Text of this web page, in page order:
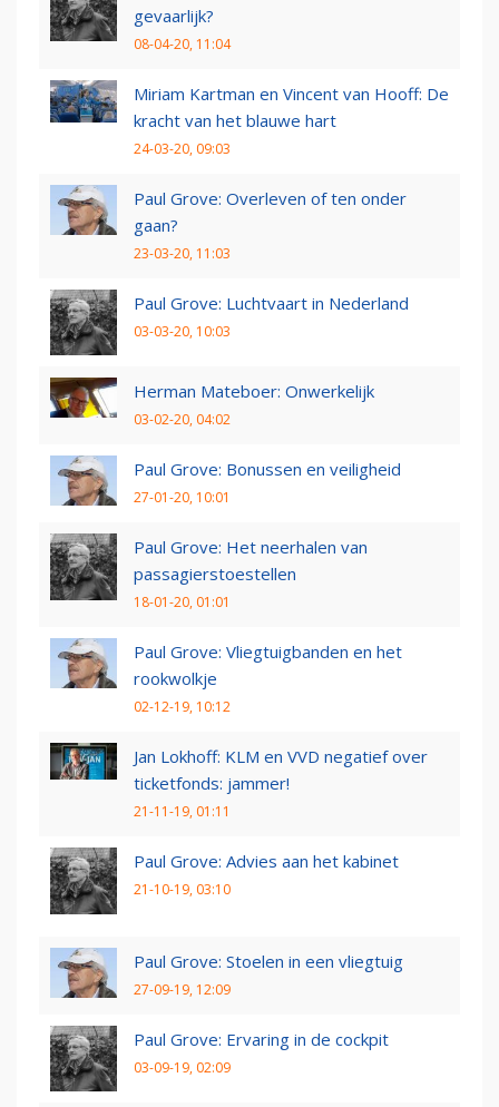
gevaarlijk?
08-04-20, 11:04
Miriam Kartman en Vincent van Hooff: De
kracht van het blauwe hart
24-03-20, 09:03
Paul Grove: Overleven of ten onder
gaan?
23-03-20, 11:03
Paul Grove: Luchtvaart in Nederland
03-03-20, 10:03
Herman Mateboer: Onwerkelijk
03-02-20, 04:02
Paul Grove: Bonussen en veiligheid
27-01-20, 10:01
Paul Grove: Het neerhalen van
passagierstoestellen
18-01-20, 01:01
Paul Grove: Vliegtuigbanden en het
rookwolkje
02-12-19, 10:12
Jan Lokhoff: KLM en VVD negatief over
ticketfonds: jammer!
21-11-19, 01:11
Paul Grove: Advies aan het kabinet
21-10-19, 03:10
Paul Grove: Stoelen in een vliegtuig
27-09-19, 12:09
Paul Grove: Ervaring in de cockpit
03-09-19, 02:09